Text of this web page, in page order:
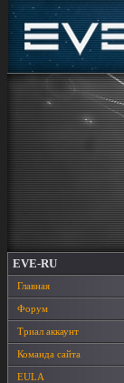
EVE-RU
Главная
Форум
Триал аккаунт
Команда сайта
EULA